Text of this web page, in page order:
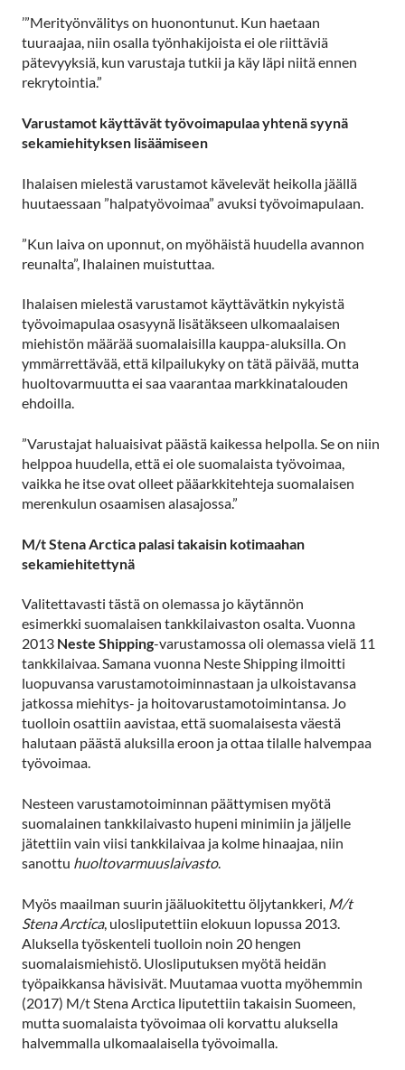
’”Merityönvälitys on huonontunut. Kun haetaan
tuuraajaa, niin osalla työnhakijoista ei ole riittäviä
pätevyyksiä, kun varustaja tutkii ja käy läpi niitä ennen
rekrytointia.”
Varustamot käyttävät työvoimapulaa yhtenä syynä
sekamiehityksen lisäämiseen
Ihalaisen mielestä varustamot kävelevät heikolla jäällä
huutaessaan ”halpatyövoimaa” avuksi työvoimapulaan.
”Kun laiva on uponnut, on myöhäistä huudella avannon
reunalta”, Ihalainen muistuttaa.
Ihalaisen mielestä varustamot käyttävätkin nykyistä
työvoimapulaa osasyynä lisätäkseen ulkomaalaisen
miehistön määrää suomalaisilla kauppa-aluksilla. On
ymmärrettävää, että kilpailukyky on tätä päivää, mutta
huoltovarmuutta ei saa vaarantaa markkinatalouden
ehdoilla.
”Varustajat haluaisivat päästä kaikessa helpolla. Se on niin
helppoa huudella, että ei ole suomalaista työvoimaa,
vaikka he itse ovat olleet pääarkkitehteja suomalaisen
merenkulun osaamisen alasajossa.”
M/t Stena Arctica palasi takaisin kotimaahan
sekamiehitettynä
Valitettavasti tästä on olemassa jo käytännön
esimerkki suomalaisen tankkilaivaston osalta. Vuonna
2013 Neste Shipping-varustamossa oli olemassa vielä 11
tankkilaivaa. Samana vuonna Neste Shipping ilmoitti
luopuvansa varustamotoiminnastaan ja ulkoistavansa
jatkossa miehitys- ja hoitovarustamotoimintansa. Jo
tuolloin osattiin aavistaa, että suomalaisesta väestä
halutaan päästä aluksilla eroon ja ottaa tilalle halvempaa
työvoimaa.
Nesteen varustamotoiminnan päättymisen myötä
suomalainen tankkilaivasto hupeni minimiin ja jäljelle
jätettiin vain viisi tankkilaivaa ja kolme hinaajaa, niin
sanottu huoltovarmuuslaivasto.
Myös maailman suurin jääluokitettu öljytankkeri, M/t
Stena Arctica, ulosliputettiin elokuun lopussa 2013.
Aluksella työskenteli tuolloin noin 20 hengen
suomalaismiehistö. Ulosliputuksen myötä heidän
työpaikkansa hävisivät. Muutamaa vuotta myöhemmin
(2017) M/t Stena Arctica liputettiin takaisin Suomeen,
mutta suomalaista työvoimaa oli korvattu aluksella
halvemmalla ulkomaalaisella työvoimalla.